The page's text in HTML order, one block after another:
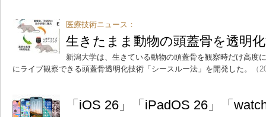
医療技術ニュース：
生きたまま動物の頭蓋骨を透明
新潟大学は、生きている動物の頭蓋骨を観察時だけ高度
にライブ観察できる頭蓋骨透明化技術「シースルー法」を開発した。
（
「iOS 26」「iPadOS 26」「